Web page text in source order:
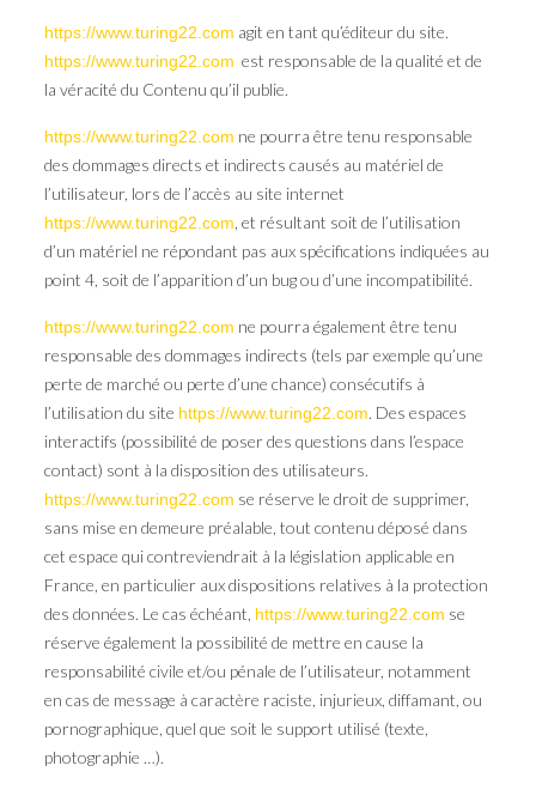
https://www.turing22.com agit en tant qu’éditeur du site.
https://www.turing22.com est responsable de la qualité et de
la véracité du Contenu qu’il publie.
https://www.turing22.com ne pourra être tenu responsable
des dommages directs et indirects causés au matériel de
l’utilisateur, lors de l’accès au site internet
https://www.turing22.com , et résultant soit de l’utilisation
d’un matériel ne répondant pas aux spécifications indiquées au
point 4, soit de l’apparition d’un bug ou d’une incompatibilité.
https://www.turing22.com ne pourra également être tenu
responsable des dommages indirects (tels par exemple qu’une
perte de marché ou perte d’une chance) consécutifs à
l’utilisation du site https://www.turing22.com. Des espaces
interactifs (possibilité de poser des questions dans l’espace
contact) sont à la disposition des utilisateurs.
https://www.turing22.com se réserve le droit de supprimer,
sans mise en demeure préalable, tout contenu déposé dans
cet espace qui contreviendrait à la législation applicable en
France, en particulier aux dispositions relatives à la protection
des données. Le cas échéant, https://www.turing22.com se
réserve également la possibilité de mettre en cause la
responsabilité civile et/ou pénale de l’utilisateur, notamment
en cas de message à caractère raciste, injurieux, diffamant, ou
pornographique, quel que soit le support utilisé (texte,
photographie …).